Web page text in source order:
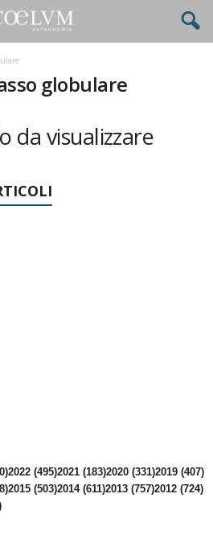
globulare
da visualizzare
2022 (495)2021 (183)2020 (331)2019 (407)
2015 (503)2014 (611)2013 (757)2012 (724)